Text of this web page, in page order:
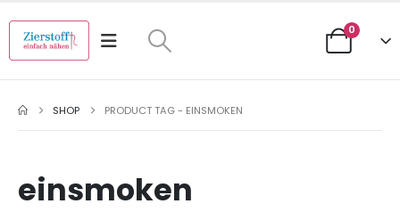
0
SHOP PRODUCT TAG - EINSMOKEN
einsmoken